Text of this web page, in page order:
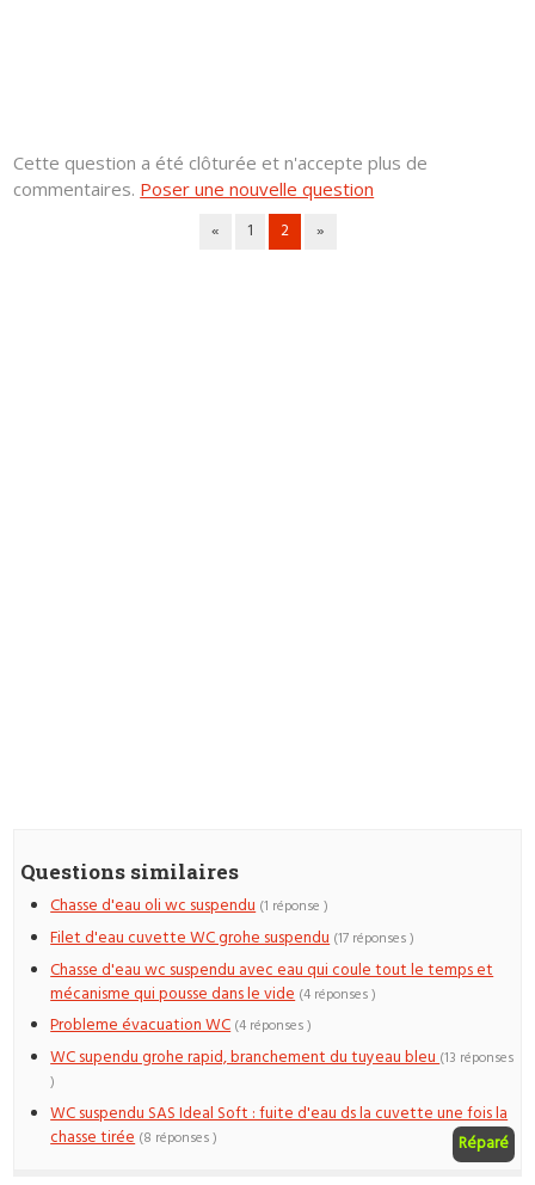
Cette question a été clôturée et n'accepte plus de
commentaires. Poser une nouvelle question
« 1 2 »
Questions similaires
Chasse d'eau oli wc suspendu (1 réponse )
Filet d'eau cuvette WC grohe suspendu (17 réponses )
Chasse d'eau wc suspendu avec eau qui coule tout le temps et
mécanisme qui pousse dans le vide (4 réponses )
Probleme évacuation WC (4 réponses )
WC supendu grohe rapid, branchement du tuyeau bleu(13 réponses
)
WC suspendu SAS Ideal Soft : fuite d'eau ds la cuvette une fois la
chasse tirée
Réparé
(8 réponses )